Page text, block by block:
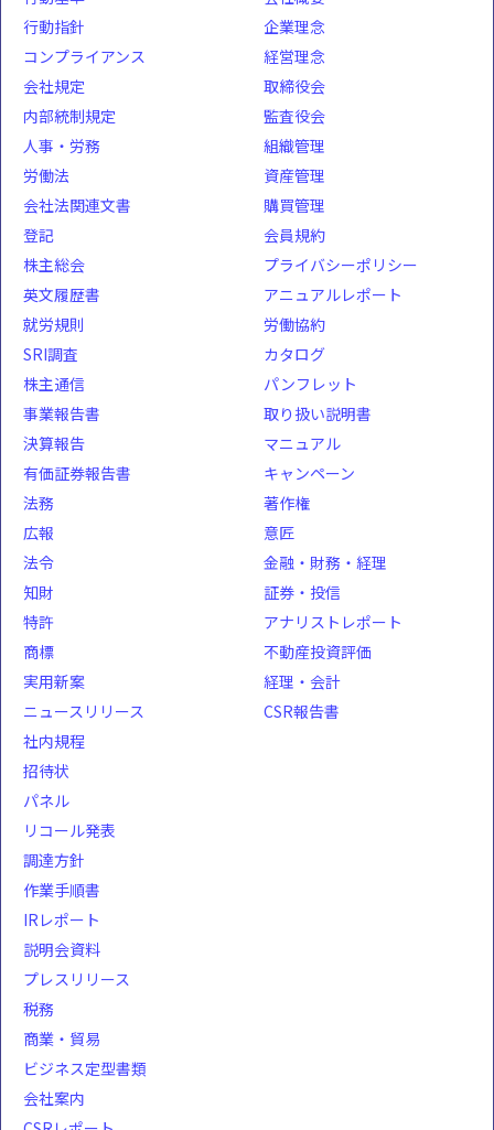
行動指針
コンプライアンス
会社規定
内部統制規定
人事・労務
労働法
会社法関連文書
登記
株主総会
英文履歴書
企業理念
経営理念
取締役会
監査役会
組織管理
資産管理
購買管理
会員規約
プライバシーポリシー
アニュアルレポート
就労規則
SRI調査
株主通信
事業報告書
決算報告
有価証券報告書
法務
広報
法令
知財
特許
商標
実用新案
ニュースリリース
労働協約
カタログ
パンフレット
取り扱い説明書
マニュアル
キャンペーン
著作権
意匠
金融・財務・経理
証券・投信
アナリストレポート
不動産投資評価
経理・会計
CSR報告書
社内規程
招待状
パネル
リコール発表
調達方針
作業手順書
IRレポート
説明会資料
プレスリリース
税務
商業・貿易
ビジネス定型書類
会社案内